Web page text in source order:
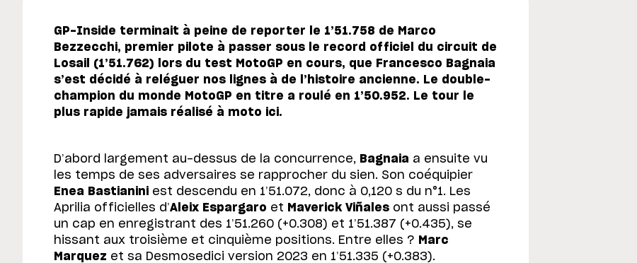
GP-Inside terminait à peine de reporter le 1’51.758 de Marco
Bezzecchi, premier pilote à passer sous le record officiel du circuit de
Losail (1’51.762) lors du test MotoGP en cours, que Francesco Bagnaia
s’est décidé à reléguer nos lignes à de l’histoire ancienne. Le double-
champion du monde MotoGP en titre a roulé en 1’50.952. Le tour le
plus rapide jamais réalisé à moto ici.
D’abord largement au-dessus de la concurrence, Bagnaia a ensuite vu
les temps de ses adversaires se rapprocher du sien. Son coéquipier
Enea Bastianini est descendu en 1’51.072, donc à 0,120 s du n°1. Les
Aprilia officielles d’Aleix Espargaro et Maverick Viñales ont aussi passé
un cap en enregistrant des 1’51.260 (+0.308) et 1’51.387 (+0.435), se
hissant aux troisième et cinquième positions. Entre elles ? Marc
Marquez et sa Desmosedici version 2023 en 1’51.335 (+0.383).